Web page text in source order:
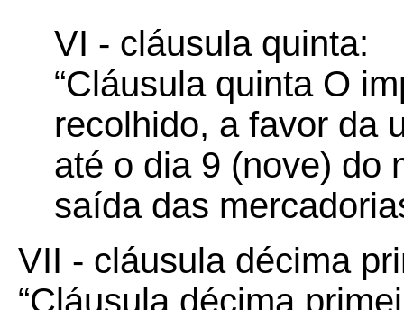
VI - cláusula quinta:
“Cláusula quinta O
recolhido, a favor da
até o dia 9 (nove) do
saída das
VII - cláusula décima
“Cláusula décima